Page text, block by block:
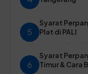
5
Syarat
Plat di PALI
6
Syarat
Timur & Cara